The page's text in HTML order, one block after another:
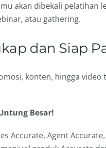
akan dibekali pelatihan
atau gathering.
dan Siap
konten, hingga
Besar!
Accurate, Agent